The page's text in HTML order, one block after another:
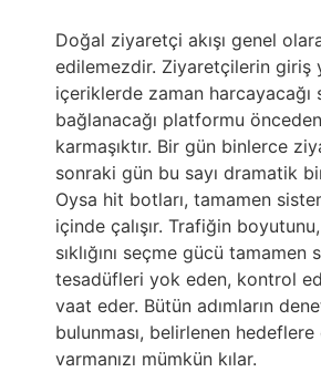
Doğal ziyaretçi akışı genel
edilemezdir. Ziyaretçilerin giriş
içeriklerde zaman harcayacağı
bağlanacağı platformu
karmaşıktır. Bir gün binlerce
sonraki gün bu sayı dramatik
Oysa hit botları, tamamen
içinde çalışır. Trafiğin
sıklığını seçme gücü tamamen
tesadüfleri yok eden, kontrol
vaat eder. Bütün adımların
bulunması, belirlenen
varmanızı mümkün kılar.